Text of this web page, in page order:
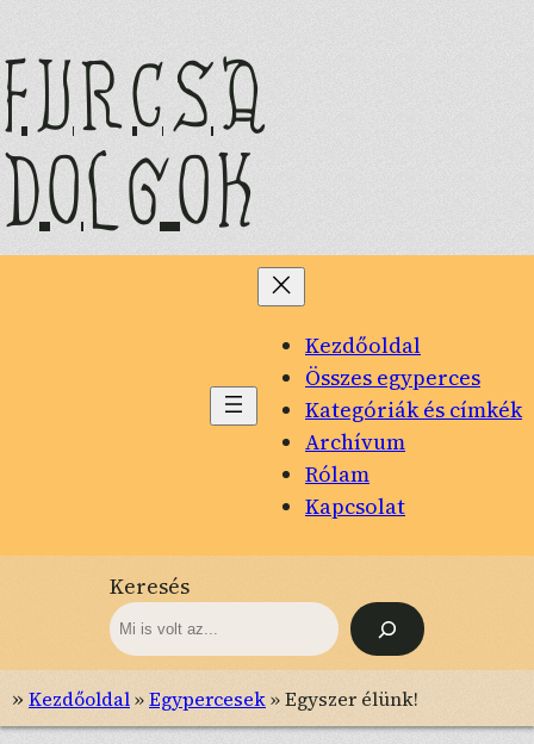
tartalomhoz
furcsa
dolgok
Kezdőoldal
Összes egyperces
Kategóriák és címkék
Archívum
Rólam
Kapcsolat
Keresés
» Kezdőoldal»Egypercesek»Egyszer élünk!